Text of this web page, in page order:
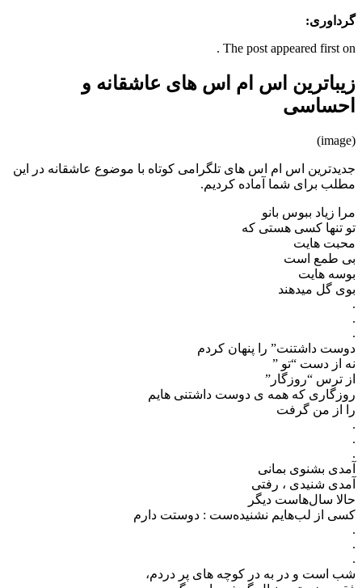
گرداوری:
The post appeared first on .
زیباترین اس ام اس های عاشقانه و
احساسی
(image)
جدیدترین اس ام اس های تلگرامی کوتاه با موضوع عاشقانه در این
مطلب برای شما آماده کردیم.
مرا زیاد ببوس بانو
تو تنها کسی هستی که
محبت هایت
بی طمع است
بوسه هایت
بوی گل میدهند
.
.
.
دوست داشتنت” را پنهان کردم
نه از دست “تو ”
از ترس “روزگار”
روزگاری که همه ی دوست داشتنی هایم
را از من گرفت
.
.
.
آمدی بشنوی بمانی
آمدی شنیدی ، رفتی
حالا سال‌هاست دیگر
کسی از لب‌هایم نشنیده‌ست : دوستت دارم
.
.
.
شب است و در به در کوچه های پر دردم،